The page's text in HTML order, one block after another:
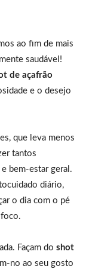
ao fim de mais
saudável!
de açafrão
e o desejo
que leva menos
tantos
bem-estar geral.
diário,
o dia com o pé
Façam do shot
no ao seu gosto